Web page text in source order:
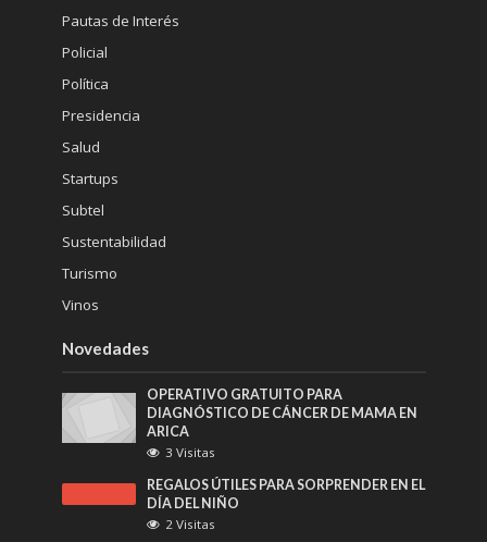
Pautas de Interés
Policial
Política
Presidencia
Salud
Startups
Subtel
Sustentabilidad
Turismo
Vinos
Novedades
OPERATIVO GRATUITO PARA
DIAGNÓSTICO DE CÁNCER DE MAMA EN
ARICA
3 Visitas
REGALOS ÚTILES PARA SORPRENDER EN EL
DÍA DEL NIÑO
2 Visitas